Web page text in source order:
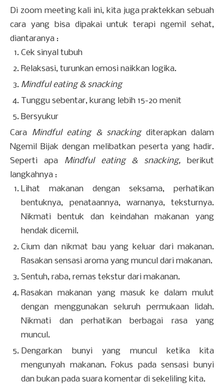
Di zoom meeting kali ini, kita juga praktekkan sebuah
cara yang bisa dipakai untuk terapi ngemil sehat,
diantaranya :
Cek sinyal tubuh
Relaksasi, turunkan emosi naikkan logika.
Mindful eating & snacking
Tunggu sebentar, kurang lebih 15-20 menit
Bersyukur
Cara Mindful eating & snacking diterapkan dalam
Ngemil Bijak dengan melibatkan peserta yang hadir.
Seperti apa Mindful eating & snacking,berikut
langkahnya :
Lihat makanan dengan seksama, perhatikan
bentuknya, penataannya, warnanya, teksturnya.
Nikmati bentuk dan keindahan makanan yang
hendak dicemil.
Cium dan nikmat bau yang keluar dari makanan.
Rasakan sensasi aroma yang muncul dari makanan.
Sentuh, raba, remas tekstur dari makanan.
Rasakan makanan yang masuk ke dalam mulut
dengan menggunakan seluruh permukaan lidah.
Nikmati dan perhatikan berbagai rasa yang
muncul.
Dengarkan bunyi yang muncul ketika kita
mengunyah makanan. Fokus pada sensasi bunyi
dan bukan pada suara komentar di sekeliling kita.